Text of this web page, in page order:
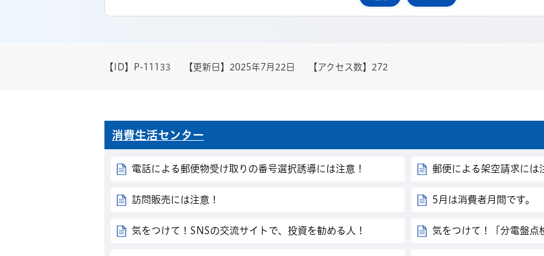
【ID】 P-11133 【更新日】 2025年7月22日 【アクセス数】 272
消費生活センター
電話による郵便物受け取りの番号選択誘導には注意！ 郵便による架空請求には
訪問販売には注意！ 5月は消費者月間です。
気をつけて！SNSの交流サイトで、投資を勧める人！ 気をつけて！「分電盤点